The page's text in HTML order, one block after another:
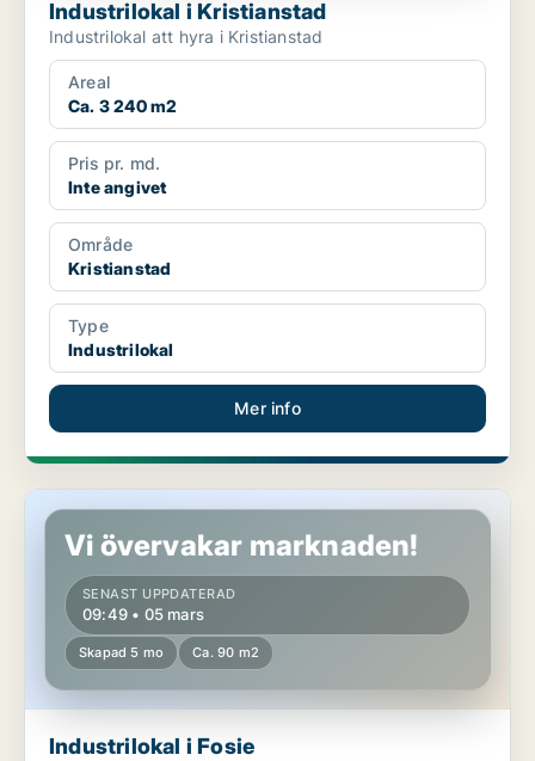
Industrilokal i Kristianstad
Industrilokal att hyra i Kristianstad
Areal
Ca. 3 240 m2
Pris pr. md.
Inte angivet
Område
Kristianstad
Type
Industrilokal
Mer info
Industrilokal i Fosie
Vi övervakar marknaden!
SENAST UPPDATERAD
09:49 • 05 mars
Skapad 5 mo Ca. 90 m2
Industrilokal i Fosie